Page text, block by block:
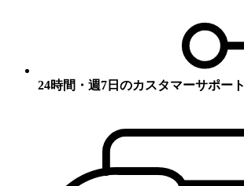
24時間・週7日のカスタマーサポート